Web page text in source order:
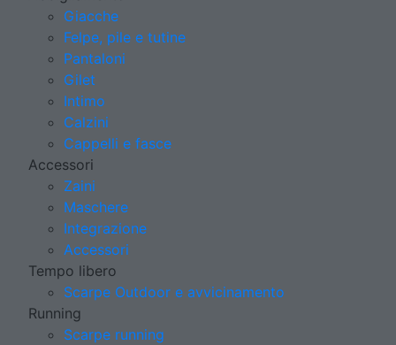
Giacche
Felpe, pile e tutine
Pantaloni
Gilet
Intimo
Calzini
Cappelli e fasce
Accessori
Zaini
Maschere
Integrazione
Accessori
Tempo libero
Scarpe Outdoor e avvicinamento
Running
Scarpe running